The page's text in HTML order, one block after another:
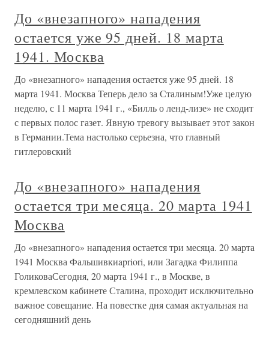
До «внезапного» нападения
остается уже 95 дней. 18 марта
1941. Москва
До «внезапного» нападения остается уже 95 дней. 18
марта 1941. Москва Теперь дело за Сталиным!Уже целую
неделю, с 11 марта 1941 г., «Билль о ленд-лизе» не сходит
с первых полос газет. Явную тревогу вызывает этот закон
в Германии.Тема настолько серьезна, что главный
гитлеровский
До «внезапного» нападения
остается три месяца. 20 марта 1941
Москва
До «внезапного» нападения остается три месяца. 20 марта
1941 Москва Фальшивкиapriori, или Загадка Филиппа
ГоликоваСегодня, 20 марта 1941 г., в Москве, в
кремлевском кабинете Сталина, проходит исключительно
важное совещание. На повестке дня самая актуальная на
сегодняшний день